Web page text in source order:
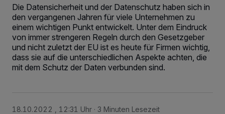
Die Datensicherheit und der Datenschutz haben sich in
den vergangenen Jahren für viele Unternehmen zu
einem wichtigen Punkt entwickelt. Unter dem Eindruck
von immer strengeren Regeln durch den Gesetzgeber
und nicht zuletzt der EU ist es heute für Firmen wichtig,
dass sie auf die unterschiedlichen Aspekte achten, die
mit dem Schutz der Daten verbunden sind.
18.10.2022 , 12:31 Uhr 3 Minuten Lesezeit